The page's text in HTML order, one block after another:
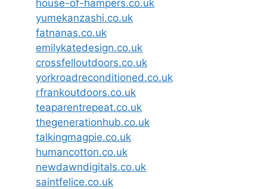
house-of-hampers.co.uk
yumekanzashi.co.uk
fatnanas.co.uk
emilykatedesign.co.uk
crossfelloutdoors.co.uk
yorkroadreconditioned.co.uk
rfrankoutdoors.co.uk
teaparentrepeat.co.uk
thegenerationhub.co.uk
talkingmagpie.co.uk
humancotton.co.uk
newdawndigitals.co.uk
saintfelice.co.uk